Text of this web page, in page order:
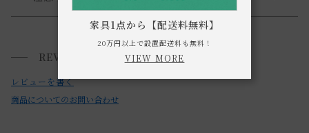
小型商品は、11,000円(税込)以上のお買い上げで
・セードは天然素材を使用し1点1点手作りで仕上げておりま
製造直後より色・風合い等の変化がはじまり商品の保管期間
や環境に影響されます。そのため、掲載写真とご購入商品は
風合いなどが異なりますのでご了承下さい。
REVIEWS
レビューを書く
商品についてのお問い合わせ
家具1点から【配送料無料】
20万円以上で設置配送料も無料！
VIEW MORE